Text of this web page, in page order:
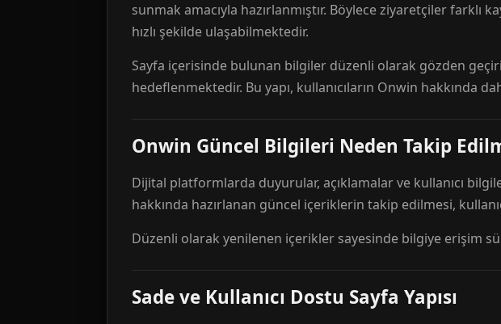
sunmak amacıyla hazırlanmıştır. Böylece ziyaretçiler
hızlı şekilde ulaşabilmektedir.
Sayfa içerisinde bulunan bilgiler düzenli olarak gözden
hedeflenmektedir. Bu yapı, kullanıcıların Onwin hakkında
Onwin Güncel Bilgileri Neden Takip
Dijital platformlarda duyurular, açıklamalar ve kullanıcı
hakkında hazırlanan güncel içeriklerin takip edilmesi,
Düzenli olarak yenilenen içerikler sayesinde bilgiye erişim
Sade ve Kullanıcı Dostu Sayfa Yapısı